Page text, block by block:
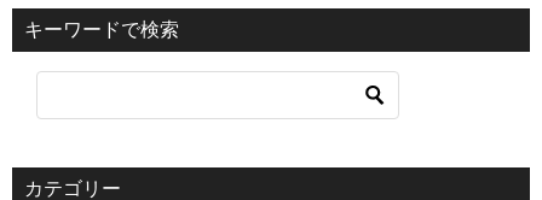
キーワードで検索
カテゴリー